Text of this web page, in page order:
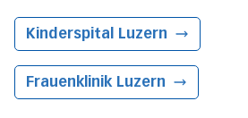
Kinderspital Luzern
FrauenklinikLuzern